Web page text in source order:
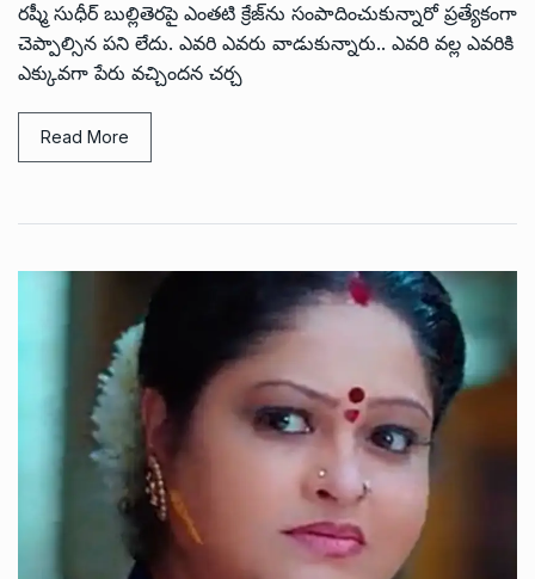
రష్మీ సుధీర్ బుల్లితెరపై ఎంతటి క్రేజ్‌ను సంపాదించుకున్నారో ప్రత్యేకంగా
చెప్పాల్సిన పని లేదు. ఎవరి ఎవరు వాడుకున్నారు.. ఎవరి వల్ల ఎవరికి
ఎక్కువగా పేరు వచ్చిందన చర్చ
Read More